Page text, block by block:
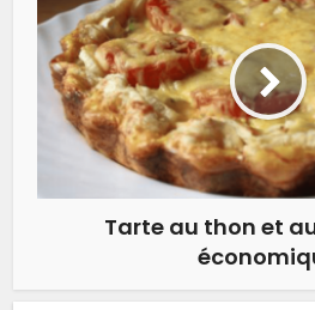
Tarte au thon et